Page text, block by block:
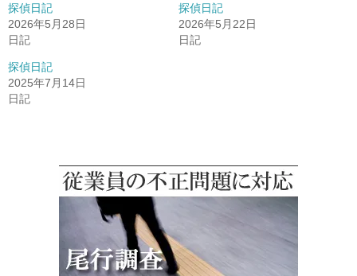
探偵日記
2026年5月28日
日記
探偵日記
2026年5月22日
日記
探偵日記
2025年7月14日
日記